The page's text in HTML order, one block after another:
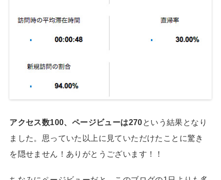
アクセス数100、ページビューは270という結果となり
ました。思っていた以上に見ていただけたことに驚き
を隠せません！ありがとうございます！！